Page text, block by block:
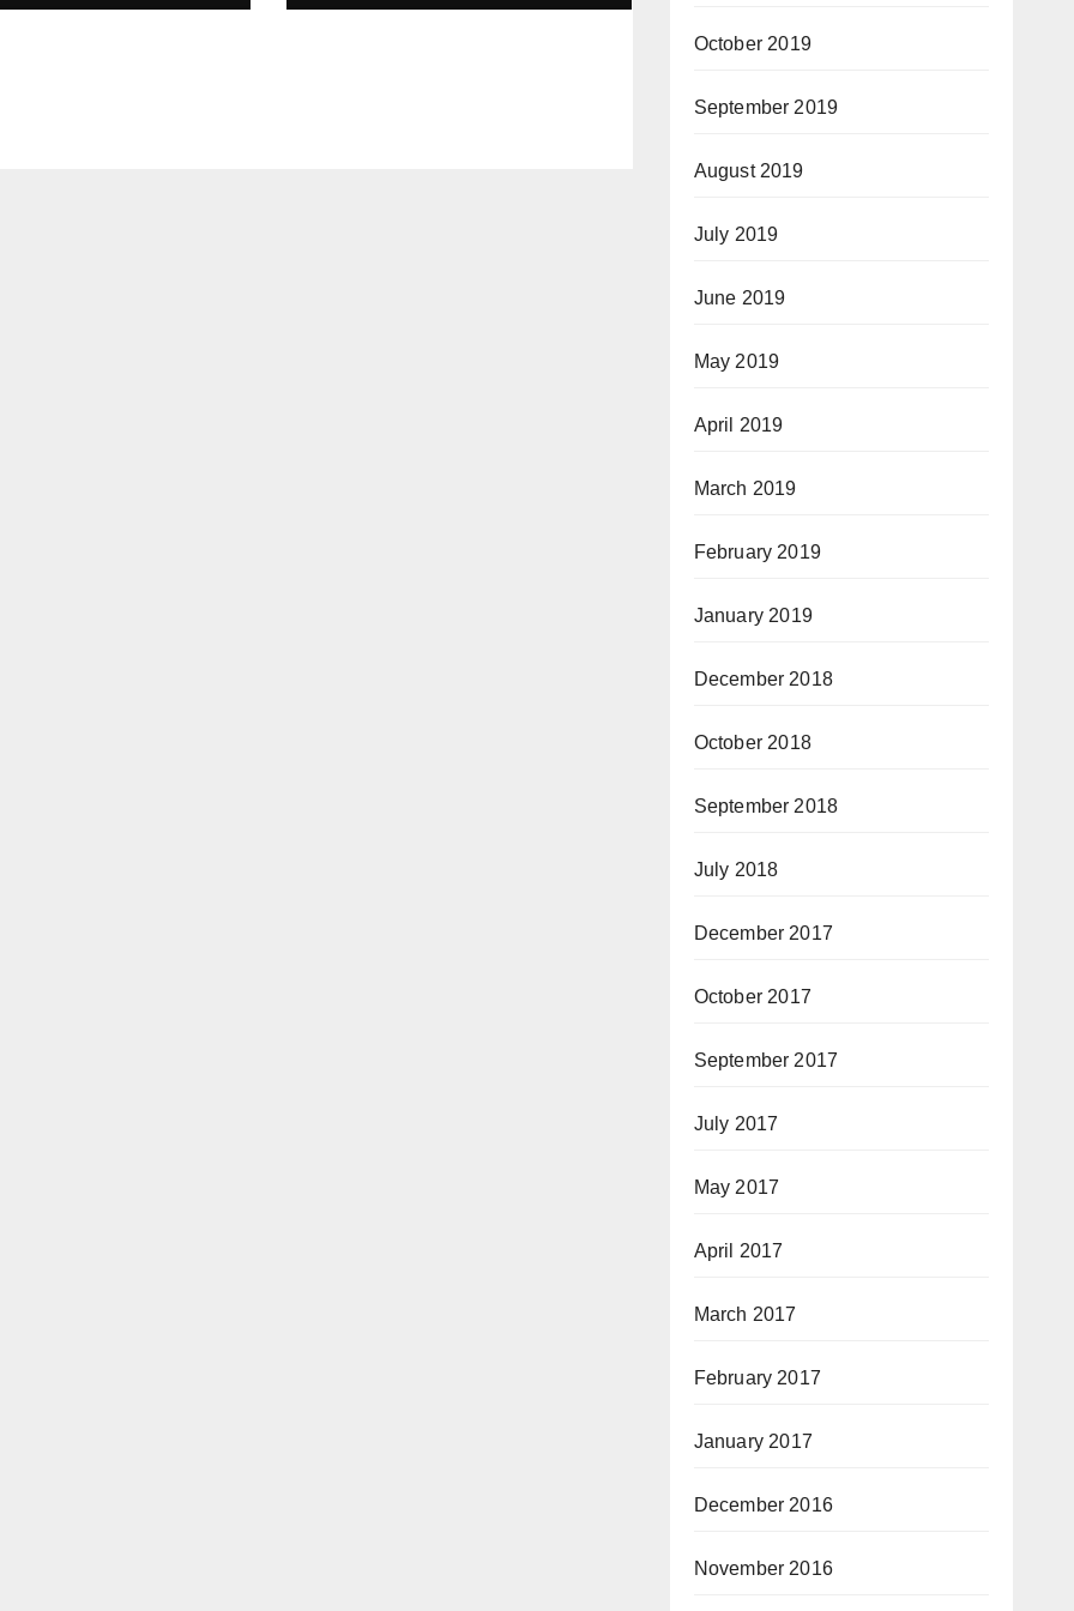
October 2019
September 2019
August 2019
July 2019
June 2019
May 2019
April 2019
March 2019
February 2019
January 2019
December 2018
October 2018
September 2018
July 2018
December 2017
October 2017
September 2017
July 2017
May 2017
April 2017
March 2017
February 2017
January 2017
December 2016
November 2016